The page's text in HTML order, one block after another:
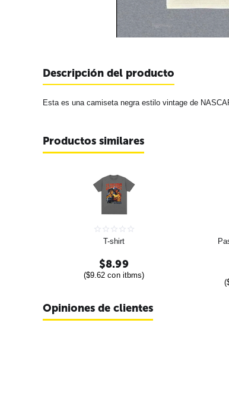
Descripción del producto
Esta es una camiseta negra estilo vintage de
Productos similares
T-shirt
$8.99
($9.62 con itbms)
(
Opiniones de clientes